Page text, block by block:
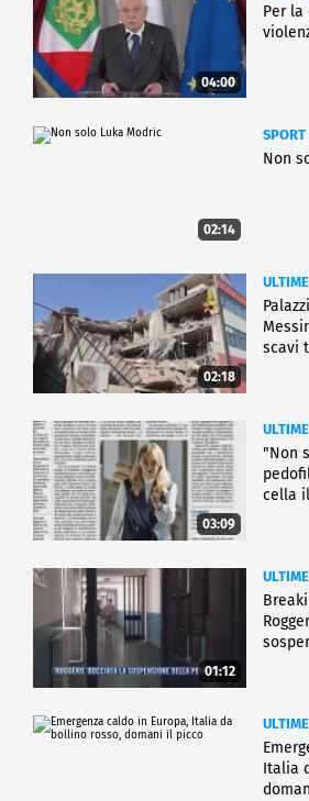
04:00
Per la
02:14
SPORT
Non
02:18
scavi
03:09
"Non
cella
01:12
Italia